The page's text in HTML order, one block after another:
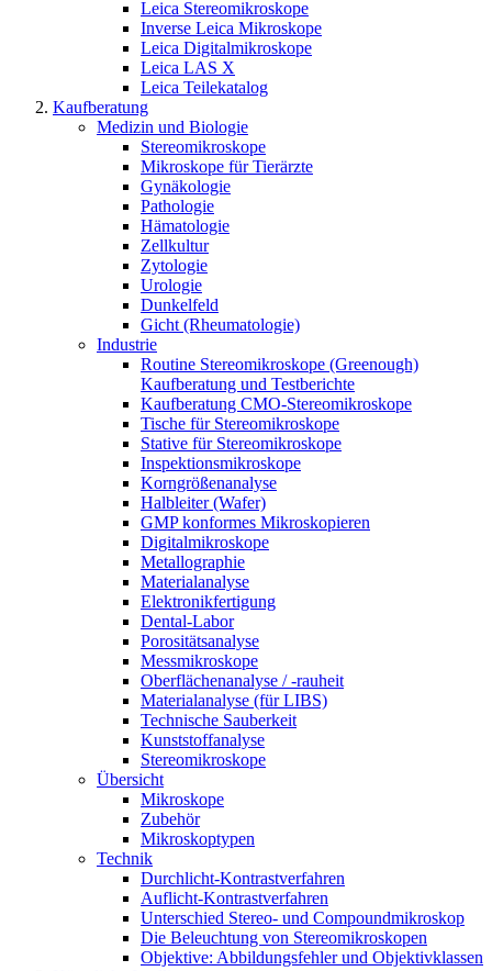
Leica Stereomikroskope
Inverse Leica Mikroskope
Leica Digitalmikroskope
Leica LAS X
Leica Teilekatalog
Kaufberatung
Medizin und Biologie
Stereomikroskope
Mikroskope für Tierärzte
Gynäkologie
Pathologie
Hämatologie
Zellkultur
Zytologie
Urologie
Dunkelfeld
Gicht (Rheumatologie)
Industrie
Routine Stereomikroskope (Greenough)
Kaufberatung und Testberichte
Kaufberatung CMO-Stereomikroskope
Tische für Stereomikroskope
Stative für Stereomikroskope
Inspektionsmikroskope
Korngrößenanalyse
Halbleiter (Wafer)
GMP konformes Mikroskopieren
Digitalmikroskope
Metallographie
Materialanalyse
Elektronikfertigung
Dental-Labor
Porositätsanalyse
Messmikroskope
Oberflächenanalyse / -rauheit
Materialanalyse (für LIBS)
Technische Sauberkeit
Kunststoffanalyse
Stereomikroskope
Übersicht
Mikroskope
Zubehör
Mikroskoptypen
Technik
Durchlicht-Kontrastverfahren
Auflicht-Kontrastverfahren
Unterschied Stereo- und Compoundmikroskop
Die Beleuchtung von Stereomikroskopen
Objektive: Abbildungsfehler und Objektivklassen